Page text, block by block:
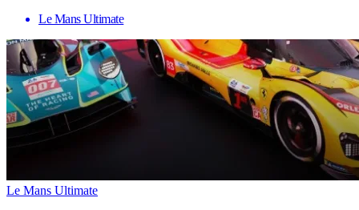
Le Mans Ultimate
Le Mans Ultimate